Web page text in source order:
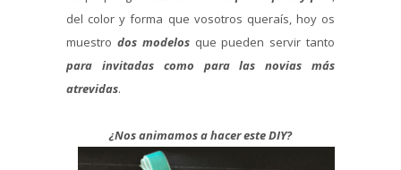
del color y forma que vosotros queraís, hoy os
muestro dos modelosque pueden servir tanto
para invitadas como para las novias más
atrevidas.
¿Nos animamos a hacer este DIY?